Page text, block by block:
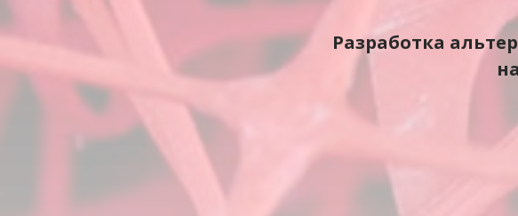
Разработка